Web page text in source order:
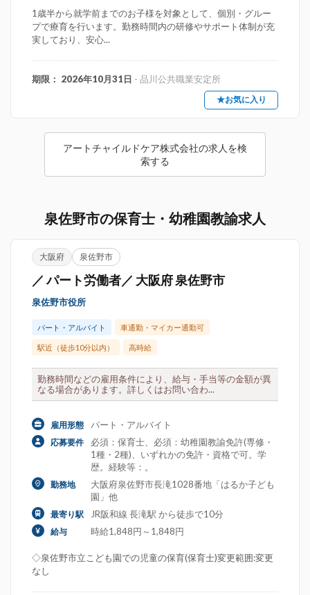
1歳半から就学前までのお子様を対象として、個別・グルー
プで療育を行います。勤務時間内の研修やサポート体制が充
実しており、安心...
期限： 2026年10月31日 - 品川公共職業安定所
★お気に入り
アートチャイルドケア株式会社の求人を検
索する
泉佐野市の保育士・幼稚園教諭求人
大阪府 泉佐野市
／ パート労働者／ 大阪府 泉佐野市
泉佐野市役所
パート・アルバイト 車通勤・マイカー通勤可
駅近（徒歩10分以内） 高時給
勤務時間などの雇用条件により、給与・手当等の金額が異
なる場合があります。詳しくはお問い合わ...
雇用形態 パート・アルバイト
応募要件
必須：保育士、必須：幼稚園教諭免許(専修・
1種・2種)、いずれかの免許・資格で可。学
歴。経験等：。
勤務地
大阪府泉佐野市長滝1028番地「はるか子ども
園」他
最寄り駅 JR阪和線 長滝駅 から徒歩で10分
給与 時給1,848円～1,848円
◇泉佐野市立こども園での児童の保育(保育士)変更範囲:変更
なし